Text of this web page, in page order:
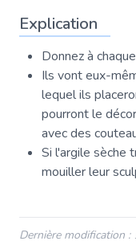
Explication
Donnez à
Ils vont eux-
lequel ils
pourront le
avec des
Si l'argile sèche
mouiller leur
Dernière modification :